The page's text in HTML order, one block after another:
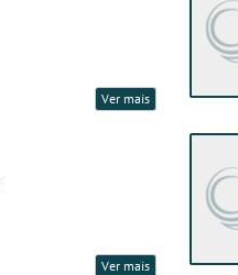
Ver mais
Ver mais